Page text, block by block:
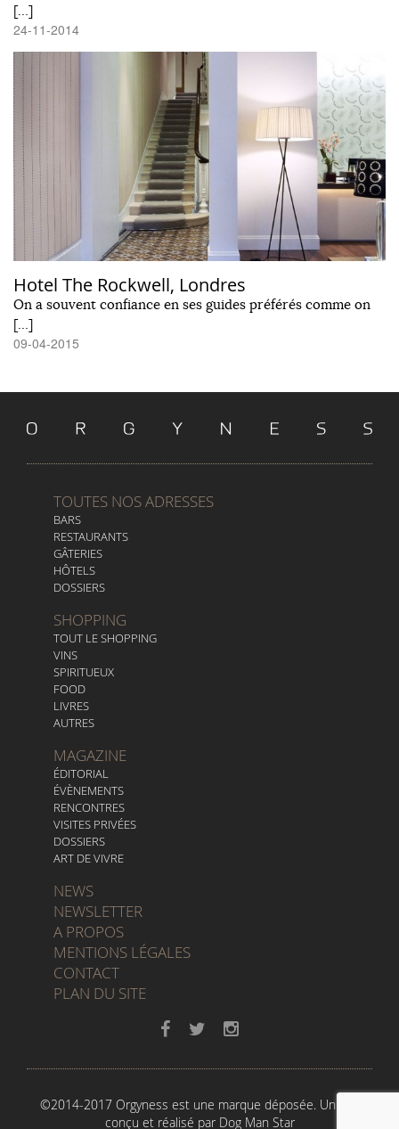
[…]
24-11-2014
Hotel The Rockwell, Londres
On a souvent confiance en ses guides préférés comme on
[…]
09-04-2015
TOUTES NOS ADRESSES
BARS
RESTAURANTS
GÂTERIES
HÔTELS
DOSSIERS
SHOPPING
TOUT LE SHOPPING
VINS
SPIRITUEUX
FOOD
LIVRES
AUTRES
MAGAZINE
ÉDITORIAL
ÉVÈNEMENTS
RENCONTRES
VISITES PRIVÉES
DOSSIERS
ART DE VIVRE
NEWS
NEWSLETTER
A PROPOS
MENTIONS LÉGALES
CONTACT
PLAN DU SITE
©2014-2017 Orgyness est une marque déposée. Un site
conçu et réalisé par Dog Man Star